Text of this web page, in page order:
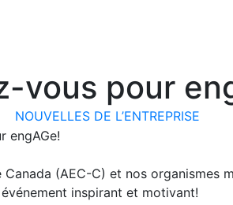
vous pour
NOUVELLES DE L’ENTREPRISE
Canada (AEC-C) et nos organismes
inspirant et motivant!